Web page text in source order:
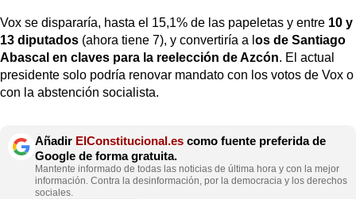
Vox se dispararía, hasta el 15,1% de las papeletas y entre 10 y
13 diputados (ahora tiene 7), y convertiría a l os de Santiago
Abascal en claves para la reelección de Azcón. El actual
presidente solo podría renovar mandato con los votos de Vox o
con la abstención socialista.
Añadir ElConstitucional.es como fuente preferida de
Google de forma gratuita.
Mantente informado de todas las noticias de última hora y con la mejor
información. Contra la desinformación, por la democracia y los derechos
sociales.